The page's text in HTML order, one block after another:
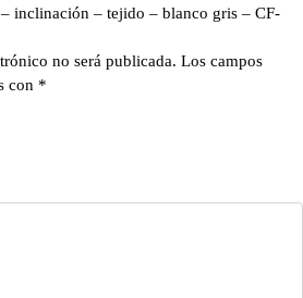
inclinación – tejido – blanco gris – CF-
no será publicada. Los campos
con *